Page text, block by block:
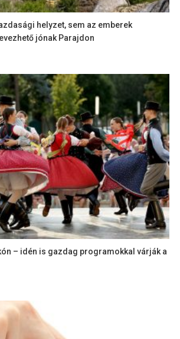
helyzet, sem az emberek
jónak Parajdon
– idén is gazdag programokkal várják a